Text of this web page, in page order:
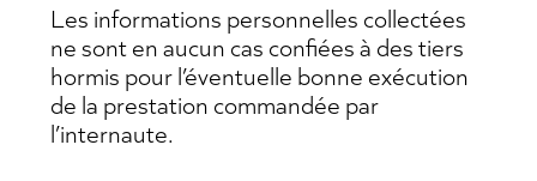
Les informations personnelles collectées
ne sont en aucun cas confiées à des tiers
hormis pour l’éventuelle bonne exécution
de la prestation commandée par
l’internaute.